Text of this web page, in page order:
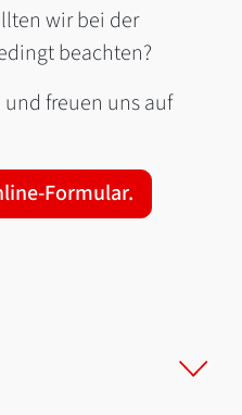
wir bei der
beachten?
und freuen uns auf
Formular.